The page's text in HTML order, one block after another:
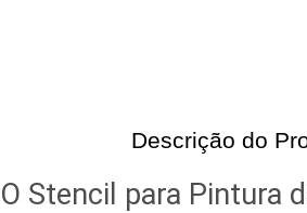
Descrição do
O Stencil para Pintura